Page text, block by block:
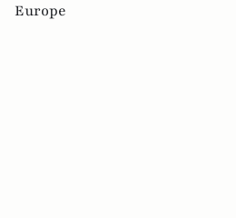
Europe